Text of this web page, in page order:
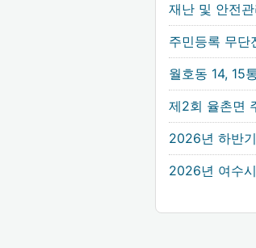
재난 및 안전
주민등록 무단
월호동 14, 15
제2회 율촌면
2026년 하반
2026년 여수